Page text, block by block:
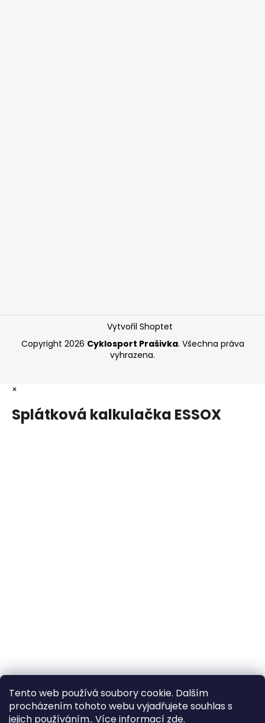
Tento web používá soubory cookie. Dalším
procházením tohoto webu vyjadřujete souhlas s
jejich používáním.. Více informací zde.
Vytvořil Shoptet
Copyright 2026 Cyklosport Prašivka. Všechna práva
vyhrazena.
×
Splátková kalkulačka ESSOX